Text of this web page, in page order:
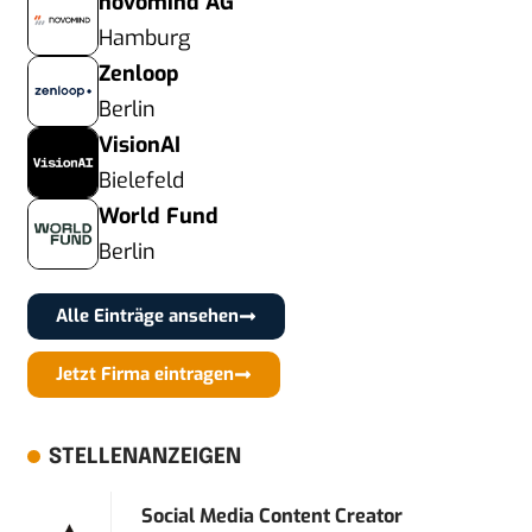
Hamburg
Zenloop
Berlin
VisionAI
Bielefeld
World Fund
Berlin
Alle Einträge ansehen
Jetzt Firma eintragen
STELLENANZEIGEN
Social Media Content Creator